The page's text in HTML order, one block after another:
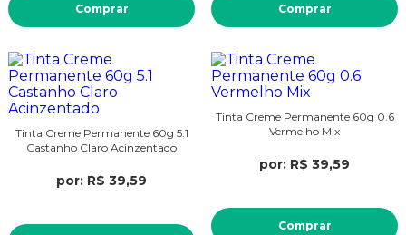
Comprar Comprar
Tinta Creme Permanente 60g 5.1
Castanho Claro Acinzentado
por: R$ 39,59
Tinta Creme Permanente 60g 0.6
Vermelho Mix
por: R$ 39,59
Comprar